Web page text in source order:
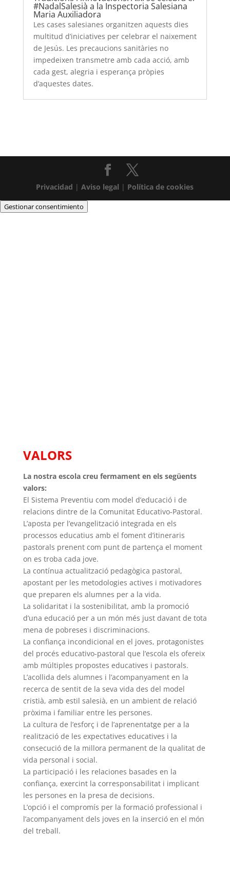
#NadalSalesià a la Inspectoria Salesiana
Maria Auxiliadora
Les cases salesianes organitzen aquests dies
multitud d’iniciatives per celebrar el naixement
de Jesús. Les precaucions sanitàries no
impedeixen transmetre amb cada acció, amb
cada gest, alegria i esperança pròpies
d’aquestes dates.
Privacidad |Aviso legal | Política de cookies
Gestionar consentimiento
VALORS
La nostra escola creu fermament en els següents
valors:
El Sistema Preventiu com model d’educació i de
relacions dintre de la Comunitat Educativo-Pastoral.
L’aposta per l’evangelització integrada en els
processos educatius amb el foment d’itineraris
pastorals prenent com punt de partença el moment
on es troba cada jove.
La contínua actualització pedagògica pastoral,
apostant per les metodologies actives i motivadores
que preparen els alumnes per a la vida.
La solidaritat i la sostenibilitat, amb la promoció
d’una educació per a un món més just davant de tota
mena de pobreses i discriminacions.
La confiança incondicional en el joves, protagonistes
del procés educativo-pastoral que l’escola els ofereix
amb múltiples propostes educatives i pastorals.
L’acollida dels alumnes i l’acompanyament en la
recerca de sentit de la seva vida des del model
cristià, amb estil salesià, en un ambient de relació
pròxima i familiar entre les persones.
La cultura de l’esforç i de l’aprenentatge per a la
realització de les expectatives educatives i la
consecució de la millora permanent de la qualitat de
vida personal i social.
La participació i les relaciones basades en la
confiança, exercint la corresponsabilitat i implicant
les persones en la presa de decisions.
L’opció i el compromís per la formació professional i
l’acompanyament dels joves en la inserció en el món
del treball.